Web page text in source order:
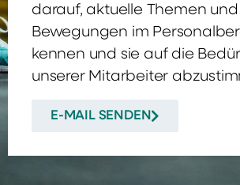
darauf, aktuelle Themen und
Bewegungen im
kennen und sie auf die
unserer Mitarbeiter
E-MAIL SENDEN